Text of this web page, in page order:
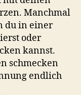
Manchmal
du in einer
oder
kannst.
schmecken
endlich